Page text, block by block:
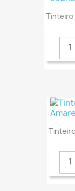
Tinteiro